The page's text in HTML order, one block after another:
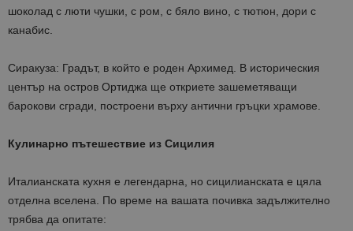
шоколад с люти чушки, с ром, с бяло вино, с тютюн, дори с
канабис.
Сиракуза: Градът, в който е роден Архимед. В историческия
център на остров Ортиджа ще откриете зашеметяващи
барокови сгради, построени върху антични гръцки храмове.
Кулинарно пътешествие из Сицилия
Италианската кухня е легендарна, но сицилианската е цяла
отделна вселена. По време на вашата почивка задължително
трябва да опитате: